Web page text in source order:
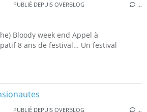
PUBLIÉ DEPUIS OVERBLOG …
Bloody week end Appel à
8 ans de festival… Un festival
PUBLIÉ DEPUIS OVERBLOG …